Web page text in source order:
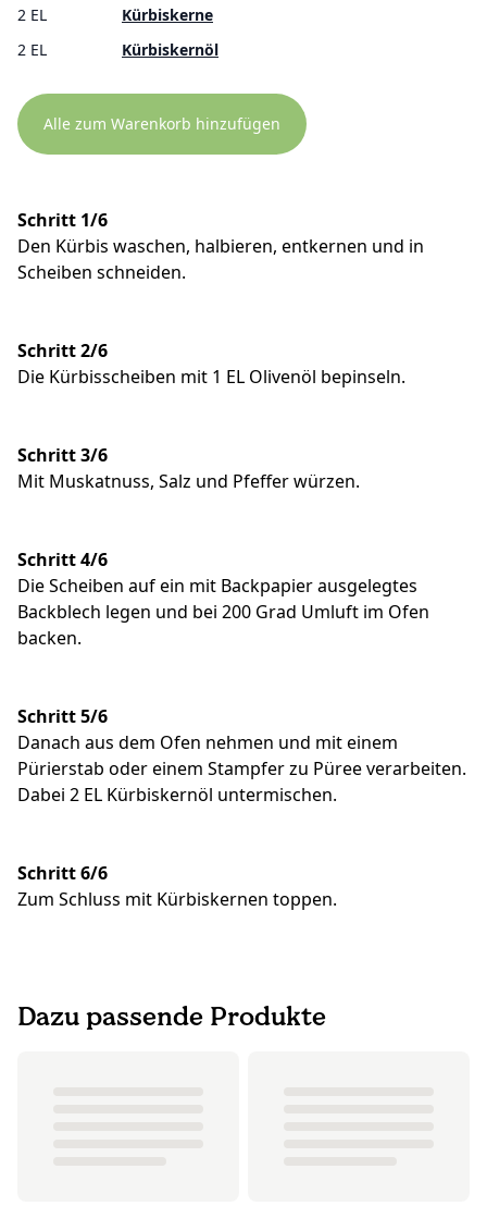
2 EL
Kürbiskerne
2 EL
Kürbiskernöl
Alle zum Warenkorb hinzufügen
Schritt 1/6
Den Kürbis waschen, halbieren, entkernen und in
Scheiben schneiden.
Schritt 2/6
Die Kürbisscheiben mit 1 EL Olivenöl bepinseln.
Schritt 3/6
Mit Muskatnuss, Salz und Pfeffer würzen.
Schritt 4/6
Die Scheiben auf ein mit Backpapier ausgelegtes
Backblech legen und bei 200 Grad Umluft im Ofen
backen.
Schritt 5/6
Danach aus dem Ofen nehmen und mit einem
Pürierstab oder einem Stampfer zu Püree verarbeiten.
Dabei 2 EL Kürbiskernöl untermischen.
Schritt 6/6
Zum Schluss mit Kürbiskernen toppen.
Dazu passende Produkte